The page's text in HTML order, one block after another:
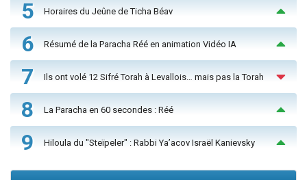
5 Horaires du Jeûne de Ticha Béav
6 Résumé de la Paracha Réé en animation Vidéo IA
7 Ils ont volé 12 Sifré Torah à Levallois… mais pas la Torah
8 La Paracha en 60 secondes : Réé
9 Hiloula du "Steïpeler" : Rabbi Ya’acov Israël Kanievsky